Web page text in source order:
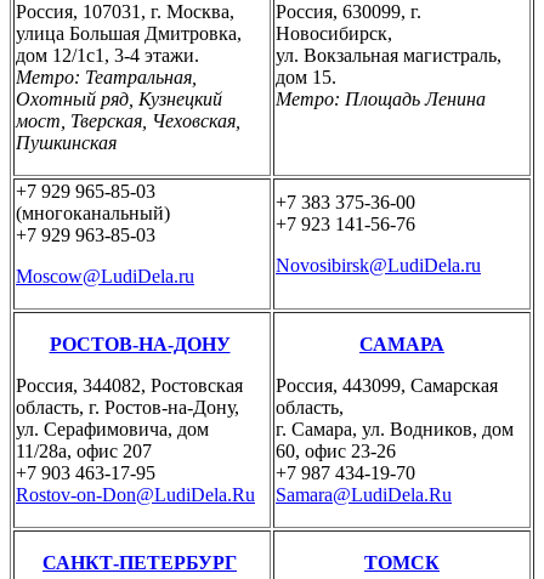
Россия, 107031, г. Москва,
улица Большая Дмитровка,
дом 12/1с1, 3-4 этажи.
Метро: Театральная,
Охотный ряд, Кузнецкий
мост, Тверская, Чеховская,
Пушкинская
Россия, 630099, г.
Новосибирск,
ул. Вокзальная магистраль,
дом 15.
Метро: Площадь Ленина
+7 929 965-85-03
(многоканальный)
+7 929 963-85-03
Moscow@LudiDela.ru
+7 383 375-36-00
+7 923 141-56-76
Novosibirsk@LudiDela.ru
РОСТОВ-НА-ДОНУ
Россия, 344082, Ростовская
область, г. Ростов-на-Дону,
ул. Серафимовича, дом
11/28а, офис 207
+7 903 463-17-95
Rostov-on-Don@LudiDela.Ru
САМАРА
Россия, 443099, Самарская
область,
г. Самара, ул. Водников, дом
60, офис 23-26
+7 987 434-19-70
Samara@LudiDela.Ru
САНКТ-ПЕТЕРБУРГ ТОМСК